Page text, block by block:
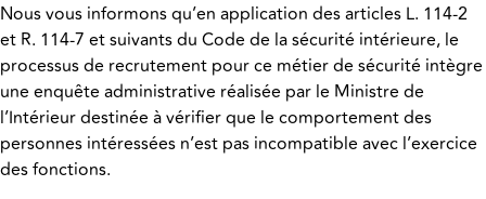
Nous vous informons qu’en application des articles L. 114-2
et R. 114-7 et suivants du Code de la sécurité intérieure, le
processus de recrutement pour ce métier de sécurité intègre
une enquête administrative réalisée par le Ministre de
l’Intérieur destinée à vérifier que le comportement des
personnes intéressées n’est pas incompatible avec l’exercice
des fonctions.